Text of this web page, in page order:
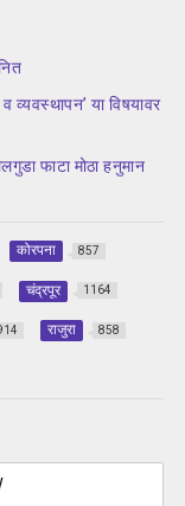
व्यवस्थापन’ या विषयावर
फाटा मोठा हनुमान
कोरपना 857
चंद्रपूर 1164
राजुरा 858